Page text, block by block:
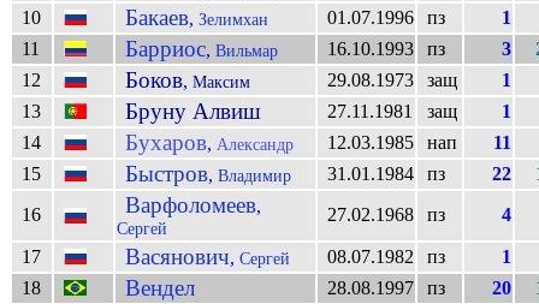
10
Бакаев, Зелимхан 01.07.1996 пз
1
11
Барриос, Вильмар 16.10.1993 пз 3
12
Боков, Максим 29.08.1973 защ
1
13
Бруну Алвиш 27.11.1981 защ
1
14
Бухаров, Александр 12.03.1985 нап
11
15
Быстров, Владимир 31.01.1984 пз 22
16
Варфоломеев,
Сергей
27.02.1968 пз 4
17 Васянович, Сергей 08.07.1982 пз
1
18
Вендел 28.08.1997 пз 20